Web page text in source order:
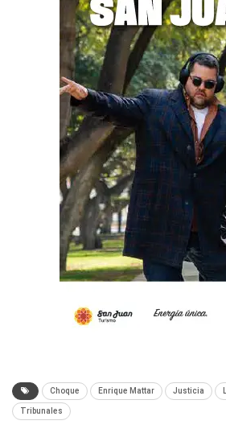
Choque Enrique Mattar Justicia
Tribunales